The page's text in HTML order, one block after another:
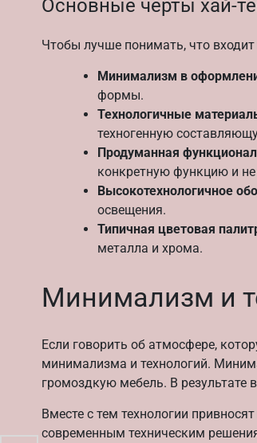
Основные черты хай-
Чтобы лучше понимать, что входит
Минимализм в
формы.
Технологичные
техногенную
Продуманная
конкретную функцию и
Высокотехнологичное
освещения.
Типичная цветовая
металла и хрома.
Минимализм и
Если говорить об атмосфере,
минимализма и технологий.
громоздкую мебель. В результате
Вместе с тем технологии
современным техническим